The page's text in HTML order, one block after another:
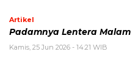
Artikel
Padamnya Lentera Malam
Kamis, 25 Jun 2026 - 14:21 WIB